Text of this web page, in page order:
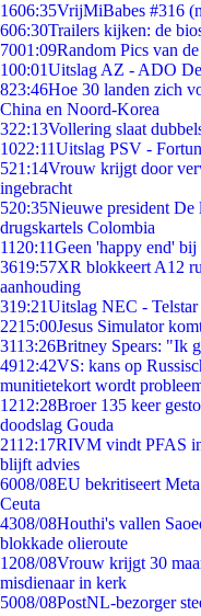
1606:35VrijMiBabes #316
606:30Trailers kijken: de
7001:09Random Pics van
100:01Uitslag AZ - ADO
823:46Hoe 30 landen zich
China en Noord-Korea
322:13Vollering slaat
1022:11Uitslag PSV -
521:14Vrouw krijgt door
ingebracht
520:35Nieuwe president De
drugskartels Colombia
11 20:11Geen 'happy end'
3619:57XR blokkeert A12
aanhouding
319:21Uitslag NEC - Telstar
2215:00Jesus Simulator
3113:26Britney Spears: "Ik
4912:42VS: kans op
munitietekort wordt
1212:28Broer 135 keer
doodslag Gouda
2112:17RIVM vindt PFAS
blijft advies
6008/08EU bekritiseert
Ceuta
4308/08Houthi's vallen
blokkade olieroute
1208/08Vrouw krijgt 30
misdienaar in kerk
5008/08PostNL-bezorger